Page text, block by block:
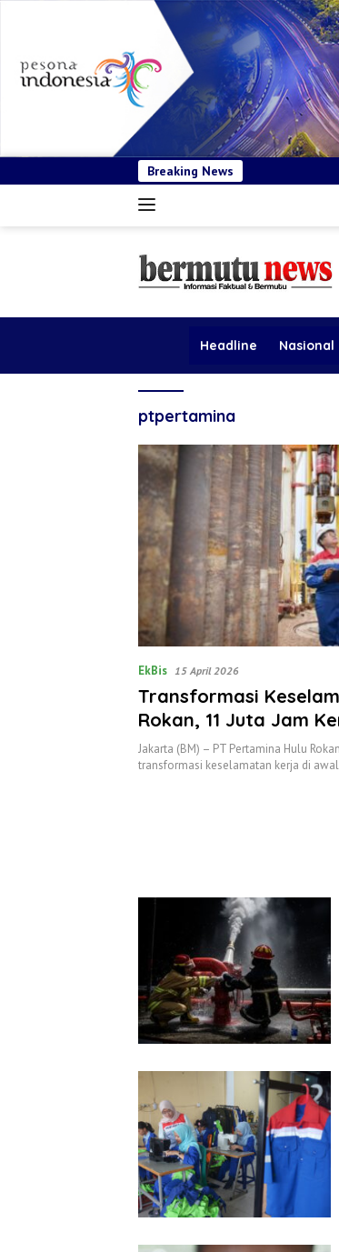
Breaking News BSP Pastikan
Headline Nasional
ptpertamina
EkBis 15 April 2026
Transformasi
Rokan, 11 Juta Jam
Fondasi 2026
‎Jakarta (BM) – PT Pertamina Hulu
transformasi keselamatan kerja di